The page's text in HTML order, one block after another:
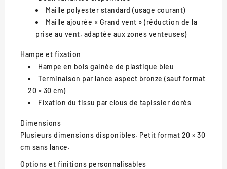
Maille polyester standard (usage courant)
Maille ajourée « Grand vent » (réduction de la
prise au vent, adaptée aux zones venteuses)
Hampe et fixation
Hampe en bois gainée de plastique bleu
Terminaison par lance aspect bronze (sauf format
20 × 30 cm)
Fixation du tissu par clous de tapissier dorés
Dimensions
Plusieurs dimensions disponibles. Petit format 20 × 30
cm sans lance.
Options et finitions personnalisables